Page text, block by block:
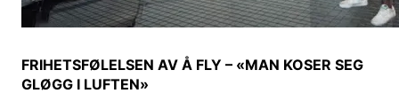
FRIHETSFØLELSEN AV Å FLY – «MAN KOSER SEG
GLØGG I LUFTEN»